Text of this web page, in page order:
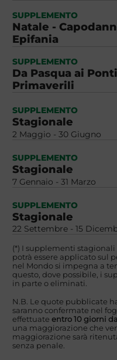
SUPPLEMENTO
Natale -
Epifania
SUPPLEMENTO
Da Pasqua ai Ponti
Primaverili
SUPPLEMENTO
Stagionale
2 Maggio - 30 Giugno
SUPPLEMENTO
Stagionale
7 Gennaio - 31 Marzo
SUPPLEMENTO
Stagionale
22 Settembre - 15
(*) I supplementi
potrà essere applicato sul
nel Mondo si impegna a
questo, dove possibile, i
in parte o eliminati.
N.B. Le quote pubblicate
saranno confermate nel
effettuate entro 10 giorni
una maggiorazione che
maggiorazione sarà
senza penale.